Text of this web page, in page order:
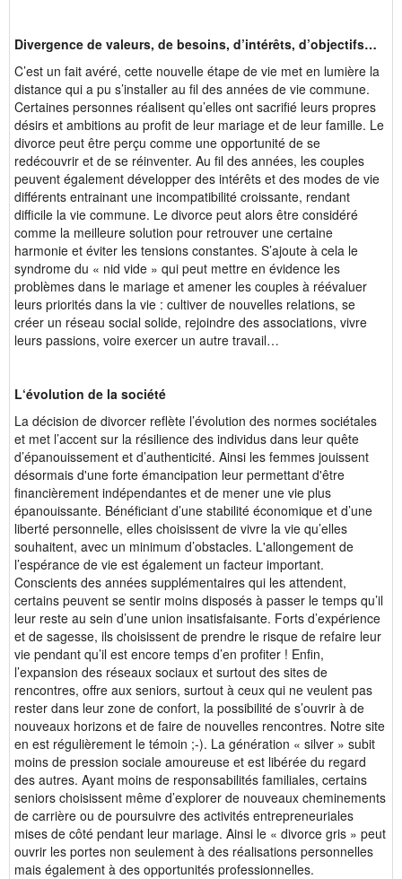
Divergence de valeurs, de besoins, d’intérêts, d’objectifs…
C’est un fait avéré, cette nouvelle étape de vie met en lumière la
distance qui a pu s’installer au fil des années de vie commune.
Certaines personnes réalisent qu’elles ont sacrifié leurs propres
désirs et ambitions au profit de leur mariage et de leur famille. Le
divorce peut être perçu comme une opportunité de se
redécouvrir et de se réinventer. Au fil des années, les couples
peuvent également développer des intérêts et des modes de vie
différents entrainant une incompatibilité croissante, rendant
difficile la vie commune. Le divorce peut alors être considéré
comme la meilleure solution pour retrouver une certaine
harmonie et éviter les tensions constantes. S’ajoute à cela le
syndrome du « nid vide » qui peut mettre en évidence les
problèmes dans le mariage et amener les couples à réévaluer
leurs priorités dans la vie : cultiver de nouvelles relations, se
créer un réseau social solide, rejoindre des associations, vivre
leurs passions, voire exercer un autre travail…
L‘évolution de la société
La décision de divorcer reflète l’évolution des normes sociétales
et met l’accent sur la résilience des individus dans leur quête
d’épanouissement et d’authenticité. Ainsi les femmes jouissent
désormais d'une forte émancipation leur permettant d'être
financièrement indépendantes et de mener une vie plus
épanouissante. Bénéficiant d’une stabilité économique et d’une
liberté personnelle, elles choisissent de vivre la vie qu’elles
souhaitent, avec un minimum d’obstacles. L'allongement de
l’espérance de vie est également un facteur important.
Conscients des années supplémentaires qui les attendent,
certains peuvent se sentir moins disposés à passer le temps qu’il
leur reste au sein d’une union insatisfaisante. Forts d’expérience
et de sagesse, ils choisissent de prendre le risque de refaire leur
vie pendant qu’il est encore temps d’en profiter ! Enfin,
l’expansion des réseaux sociaux et surtout des sites de
rencontres, offre aux seniors, surtout à ceux qui ne veulent pas
rester dans leur zone de confort, la possibilité de s’ouvrir à de
nouveaux horizons et de faire de nouvelles rencontres. Notre site
en est régulièrement le témoin ;-). La génération « silver » subit
moins de pression sociale amoureuse et est libérée du regard
des autres. Ayant moins de responsabilités familiales, certains
seniors choisissent même d’explorer de nouveaux cheminements
de carrière ou de poursuivre des activités entrepreneuriales
mises de côté pendant leur mariage. Ainsi le « divorce gris » peut
ouvrir les portes non seulement à des réalisations personnelles
mais également à des opportunités professionnelles.